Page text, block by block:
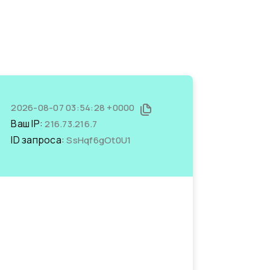
2026-08-07 03:54:28 +0000
Ваш IP:216.73.216.7
ID запроса:SsHqf6gOt0U1